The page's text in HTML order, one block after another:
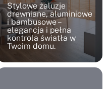
Stylowe żaluzje
drewniane, aluminiowe
i bambusowe –
elegancja i pełna
kontrola światła w
Twoim domu.